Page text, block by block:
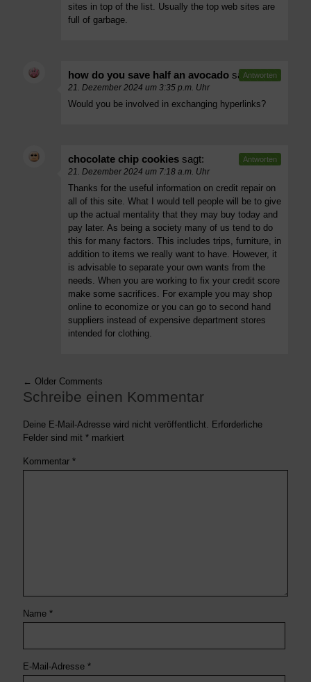
sites in top of the list. Usually the top web sites are
full of garbage.
how do you save half an avocado sagt:
21. Dezember 2024 um 3:35 p.m. Uhr
Would you be involved in exchanging hyperlinks?
Antworten
chocolate chip cookies sagt:
21. Dezember 2024 um 7:18 a.m. Uhr
Thanks for the useful information on credit repair on
all of this site. What I would tell people will be to give
up the actual mentality that they may buy today and
pay later. As being a society many of us tend to do
this for many factors. This includes trips, furniture, in
addition to items we really want to have. However, it
is advisable to separate your own wants from the
needs. When you are working to fix your credit score
make some sacrifices. For example you may shop
online to economize or you can go to second hand
suppliers instead of expensive department stores
intended for clothing.
Antworten
← Older Comments
Schreibe einen Kommentar
Deine E-Mail-Adresse wird nicht veröffentlicht. Erforderliche
Felder sind mit * markiert
Kommentar *
Name *
E-Mail-Adresse *